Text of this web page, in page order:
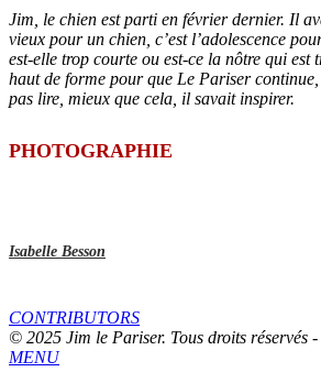
Jim, le chien est parti en février dernier. Il
vieux pour un chien, c’est l’adolescence
est-elle trop courte ou est-ce la nôtre qui est
haut de forme pour que Le Pariser
pas lire, mieux que cela, il savait inspirer.
PHOTOGRAPHIE
Isabelle Besson
CONTRIBUTORS
© 2025 Jim le Pariser. Tous droits réservés -
MENU